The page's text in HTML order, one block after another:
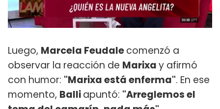
Luego, Marcela Feudalecomenzó a
observar la reacción de Marixay afirmó
con humor: "Marixa está enferma". En ese
momento, Balliapuntó: "Arreglemos el